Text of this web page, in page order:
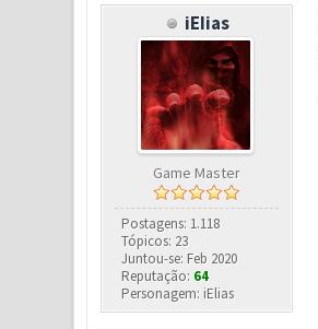
iEIias
Game Master
Postagens: 1.118
Tópicos: 23
Juntou-se: Feb 2020
Reputação: 64
Personagem: iElias